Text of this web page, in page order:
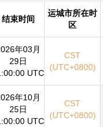
结束时间
运城市所在时
区
年03月
29日
UTC
CST
(UTC+0800)
年10月
25日
UTC
CST
(UTC+0800)